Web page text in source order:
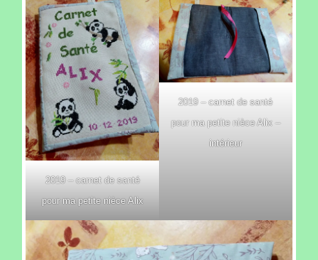
2019 – carnet de santé
pour ma petite nièce Alix
2019 – carnet de santé
pour ma petite nièce Alix –
intérieur